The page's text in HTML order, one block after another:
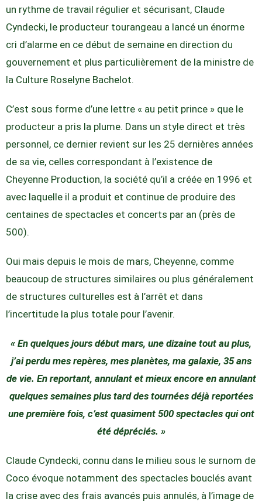
un rythme de travail régulier et sécurisant, Claude
Cyndecki, le producteur tourangeau a lancé un énorme
cri d’alarme en ce début de semaine en direction du
gouvernement et plus particulièrement de la ministre de
la Culture Roselyne Bachelot.
C’est sous forme d’une lettre « au petit prince » que le
producteur a pris la plume. Dans un style direct et très
personnel, ce dernier revient sur les 25 dernières années
de sa vie, celles correspondant à l’existence de
Cheyenne Production, la société qu’il a créée en 1996 et
avec laquelle il a produit et continue de produire des
centaines de spectacles et concerts par an (près de
500).
Oui mais depuis le mois de mars, Cheyenne, comme
beaucoup de structures similaires ou plus généralement
de structures culturelles est à l’arrêt et dans
l’incertitude la plus totale pour l’avenir.
« En quelques jours début mars, une dizaine tout au plus,
j’ai perdu mes repères, mes planètes, ma galaxie, 35 ans
de vie. En reportant, annulant et mieux encore en annulant
quelques semaines plus tard des tournées déjà reportées
une première fois, c’est quasiment 500 spectacles qui ont
été dépréciés. »
Claude Cyndecki, connu dans le milieu sous le surnom de
Coco évoque notamment des spectacles bouclés avant
la crise avec des frais avancés puis annulés, à l’image de